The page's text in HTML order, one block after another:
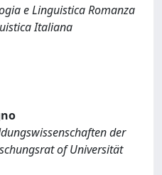
e Linguistica Romanza
Italiana
der
of Universität